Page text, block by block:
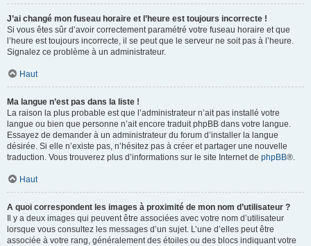
J’ai changé mon fuseau horaire et l’heure est toujours incorrecte !
Si vous êtes sûr d’avoir correctement paramétré votre fuseau horaire et que
l’heure est toujours incorrecte, il se peut que le serveur ne soit pas à l’heure.
Signalez ce problème à un administrateur.
Haut
Ma langue n’est pas dans la liste !
La raison la plus probable est que l’administrateur n’ait pas installé votre
langue ou bien que personne n’ait encore traduit phpBB dans votre langue.
Essayez de demander à un administrateur du forum d’installer la langue
désirée. Si elle n’existe pas, n’hésitez pas à créer et partager une nouvelle
traduction. Vous trouverez plus d’informations sur le site Internet de phpBB®.
Haut
A quoi correspondent les images à proximité de mon nom d’utilisateur ?
Il y a deux images qui peuvent être associées avec votre nom d’utilisateur
lorsque vous consultez les messages d’un sujet. L’une d’elles peut être
associée à votre rang, généralement des étoiles ou des blocs indiquant votre